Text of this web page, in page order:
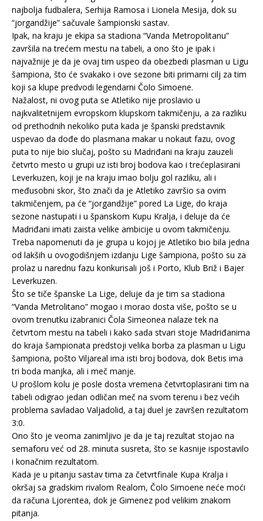
najbolja fudbalera, Serhija Ramosa i Lionela Mesija, dok su
“jorgandžije” sačuvale šampionski sastav.
Ipak, na kraju je ekipa sa stadiona “Vanda Metropolitanu”
završila na trećem mestu na tabeli, a ono što je ipak i
najvažnije je da je ovaj tim uspeo da obezbedi plasman u Ligu
šampiona, što će svakako i ove sezone biti primarni cilj za tim
koji sa klupe predvodi legendarni Čolo Simoene.
Nažalost, ni ovog puta se Atletiko nije proslavio u
najkvalitetnijem evropskom klupskom takmičenju, a za razliku
od prethodnih nekoliko puta kada je španski predstavnik
uspevao da dođe do plasmana makar u nokaut fazu, ovog
puta to nije bio slučaj, pošto su Madriđani na kraju zauzeli
četvrto mesto u grupi uz isti broj bodova kao i trećeplasirani
Leverkuzen, koji je na kraju imao bolju gol razliku, ali i
međusobni skor, što znači da je Atletiko završio sa ovim
takmičenjem, pa će “jorgandžije” pored La Lige, do kraja
sezone nastupati i u španskom Kupu Kralja, i deluje da će
Madriđani imati zaista velike ambicije u ovom takmičenju.
Treba napomenuti da je grupa u kojoj je Atletiko bio bila jedna
od lakših u ovogodišnjem izdanju Lige šampiona, pošto su za
prolaz u narednu fazu konkurisali još i Porto, Klub Briž i Bajer
Leverkuzen.
Što se tiče španske La Lige, deluje da je tim sa stadiona
“Vanda Metrolitano” mogao i morao dosta više, pošto se u
ovom trenutku izabranici Čola Simeonea nalaze tek na
četvrtom mestu na tabeli i kako sada stvari stoje Madriđanima
do kraja šampionata predstoji velika borba za plasman u Ligu
šampiona, pošto Viljareal ima isti broj bodova, dok Betis ima
tri boda manjka, ali i meč manje.
U prošlom kolu je posle dosta vremena četvrtoplasirani tim na
tabeli odigrao jedan odličan meč na svom terenu i bez većih
problema savladao Valjadolid, a taj duel je završen rezultatom
3:0.
Ono što je veoma zanimljivo je da je taj rezultat stojao na
semaforu već od 28. minuta susreta, što se kasnije ispostavilo
i konačnim rezultatom.
Kada je u pitanju sastav tima za četvrtfinale Kupa Kralja i
okršaj sa gradskim rivalom Realom, Čolo Simoene neće moći
da računa Ljorentea, dok je Gimenez pod velikim znakom
pitanja.